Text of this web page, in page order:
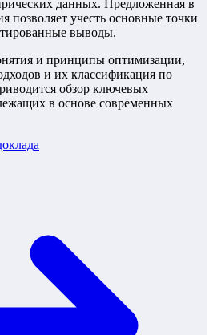
данных. Предложенная в
позволяет учесть основные точки
выводы.
и принципы оптимизации,
и их классификация по
обзор ключевых
в основе современных